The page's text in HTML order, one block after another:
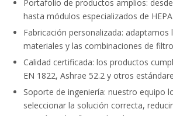
Portafolio de productos amplios:
hasta módulos especializados de
Fabricación personalizada: adaptamos
materiales y las combinaciones de
Calidad certificada: los productos
EN 1822, Ashrae 52.2 y otros
Soporte de ingeniería: nuestro equipo
seleccionar la solución correcta,